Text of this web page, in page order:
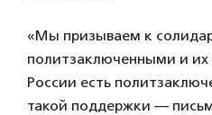
«Мы призываем к
политзаключенными и
России есть
такой поддержки —